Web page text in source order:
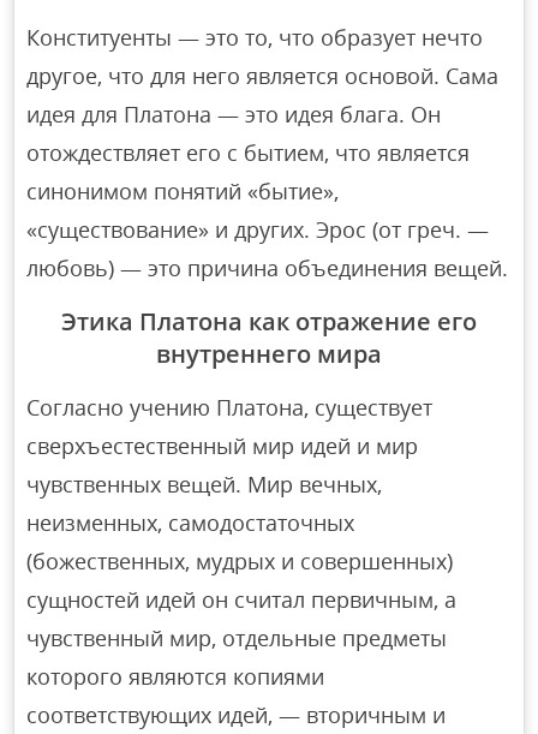
Конституенты — это то, что образует нечто
другое, что для него является основой. Сама
идея для Платона — это идея блага. Он
отождествляет его с бытием, что является
синонимом понятий «бытие»,
«существование» и других. Эрос (от греч. —
любовь) — это причина объединения вещей.
Этика Платона как отражение его
внутреннего мира
Согласно учению Платона, существует
сверхъестественный мир идей и мир
чувственных вещей. Мир вечных,
неизменных, самодостаточных
(божественных, мудрых и совершенных)
сущностей идей он считал первичным, а
чувственный мир, отдельные предметы
которого являются копиями
соответствующих идей, — вторичным и